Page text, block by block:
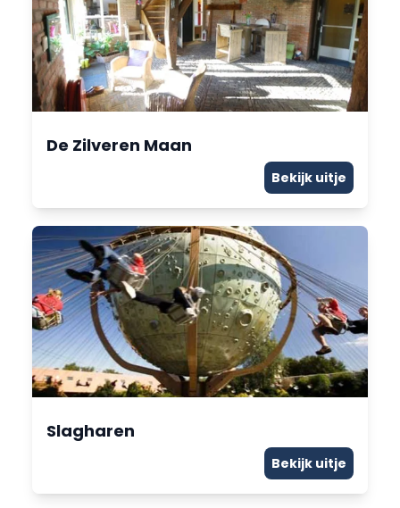
De Zilveren Maan
Bekijk uitje
Slagharen
Bekijk uitje